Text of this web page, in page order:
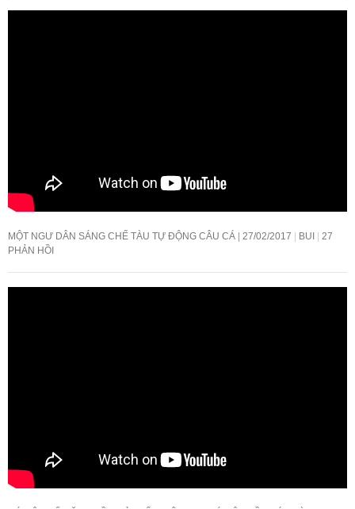
MỘT NGƯ DÂN SÁNG CHẾ TÀU TỰ ĐỘNG CÂU CÁ 27/02/2017 BUI
27
PHẢN HỒI